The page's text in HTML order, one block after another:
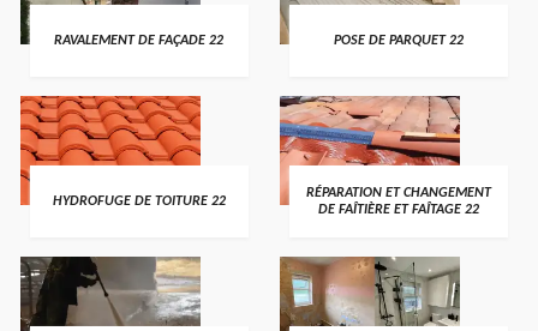
RAVALEMENT DE FAÇADE 22 POSE DE PARQUET 22
HYDROFUGE DE TOITURE 22
RÉPARATION ET CHANGEMENT
DE FAÎTIÈRE ET FAÎTAGE 22